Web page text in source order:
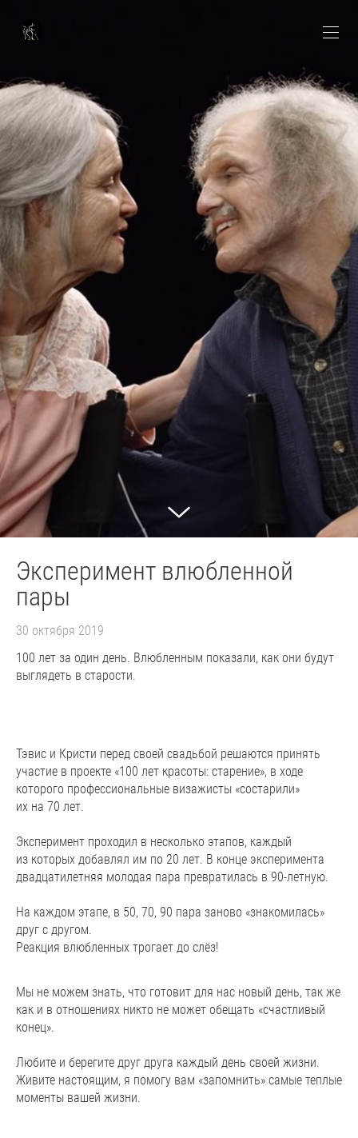
Эксперимент влюбленной
пары
30 октября 2019
100 лет за один день. Влюбленным показали, как они будут
выглядеть в старости.
Тэвис и Кристи перед своей свадьбой решаются принять
участие в проекте «100 лет красоты: старение», в ходе
которого профессиональные визажисты «состарили»
их на 70 лет.
Эксперимент проходил в несколько этапов, каждый
из которых добавлял им по 20 лет. В конце эксперимента
двадцатилетняя молодая пара превратилась в 90-летную.
На каждом этапе, в 50, 70, 90 пара заново «знакомилась»
друг с другом.
Реакция влюбленных трогает до слёз!
Мы не можем знать, что готовит для нас новый день, так же
как и в отношениях никто не может обещать «счастливый
конец».
Любите и берегите друг друга каждый день своей жизни.
Живите настоящим, я помогу вам «запомнить» самые теплые
моменты вашей жизни.